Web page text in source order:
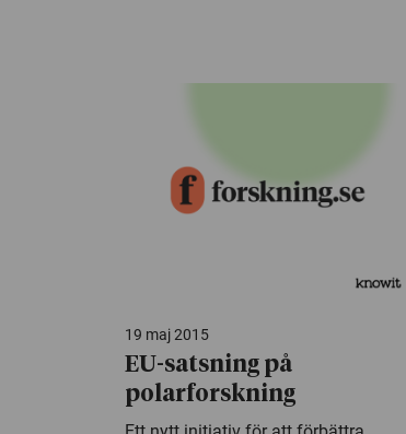
19 maj 2015
EU-satsning på
polarforskning